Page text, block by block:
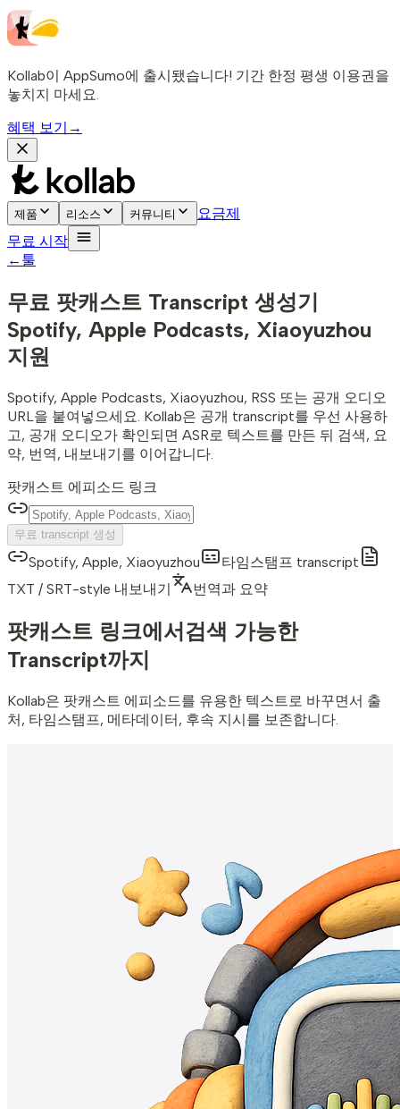
Kollab이 AppSumo에 출시됐습니다! 기간 한정 평생 이용권을
놓치지 마세요.
혜택 보기 →
제품 리소스 커뮤니티
요금제
무료 시작
← 툴
무료 팟캐스트 Transcript 생성기
Spotify, Apple Podcasts, Xiaoyuzhou
지원
Spotify, Apple Podcasts, Xiaoyuzhou, RSS 또는 공개 오디오
URL을 붙여넣으세요. Kollab은 공개 transcript를 우선 사용하
고, 공개 오디오가 확인되면 ASR로 텍스트를 만든 뒤 검색, 요
약, 번역, 내보내기를 이어갑니다.
팟캐스트 에피소드 링크
무료 transcript 생성
Spotify, Apple, Xiaoyuzhou
타임스탬프 transcript
TXT / SRT-style 내보내기
번역과 요약
팟캐스트 링크에서 검색 가능한
Transcript까지
Kollab은 팟캐스트 에피소드를 유용한 텍스트로 바꾸면서 출
처, 타임스탬프, 메타데이터, 후속 지시를 보존합니다.